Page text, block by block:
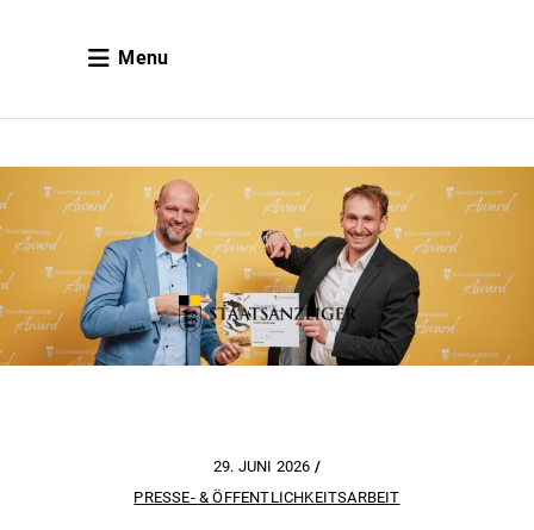
Menu
29. JUNI 2026
PRESSE- & ÖFFENTLICHKEITSARBEIT